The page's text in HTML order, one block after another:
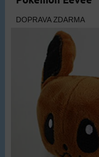
DOPRAVA ZDARMA